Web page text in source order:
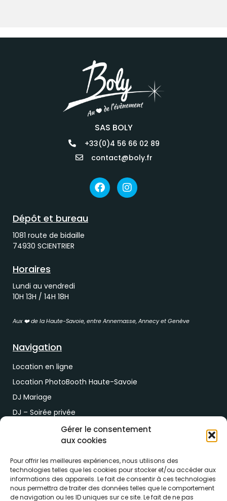
Gérer le consentement
aux cookies
Pour offrir les meilleures expériences, nous utilisons des
technologies telles que les cookies pour stocker et/ou accéder aux
informations des appareils. Le fait de consentir à ces technologies
nous permettra de traiter des données telles que le comportement
de navigation ou les ID uniques sur ce site. Le fait de ne pas
SAS BOLY
+33(0)4 56 66 02 89
contact@boly.fr
Dépôt et bureau
1081 route de bidaille
74930 SCIENTRIER
Horaires
Lundi au vendredi
10H 13H / 14H 18H
Aux ❤️ de la Haute-Savoie, entre Annemasse, Annecy et Genève
Navigation
Location en ligne
Location PhotoBooth Haute-Savoie
DJ Mariage
DJ – Soirée privée
DJ Soirée d’entreprise
Demande de devis
Paiement & RDV
Lien de paiement